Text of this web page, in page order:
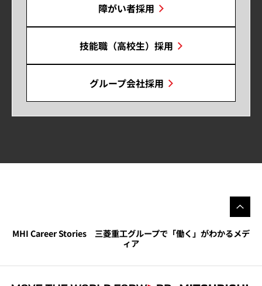
障がい者採用
技能職（高校生）採用
グループ会社採用
MHI Career Stories 三菱重工グループで「働く」がわかるメデ
ィア